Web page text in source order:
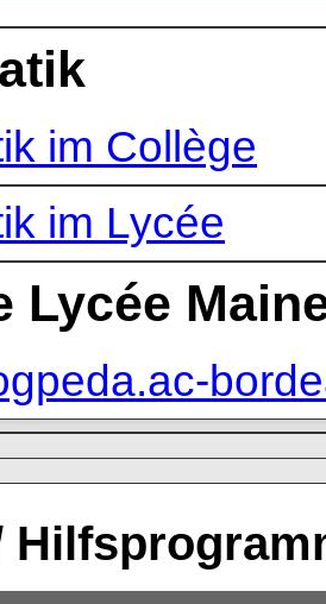
im Collège
im Lycée
Lycée